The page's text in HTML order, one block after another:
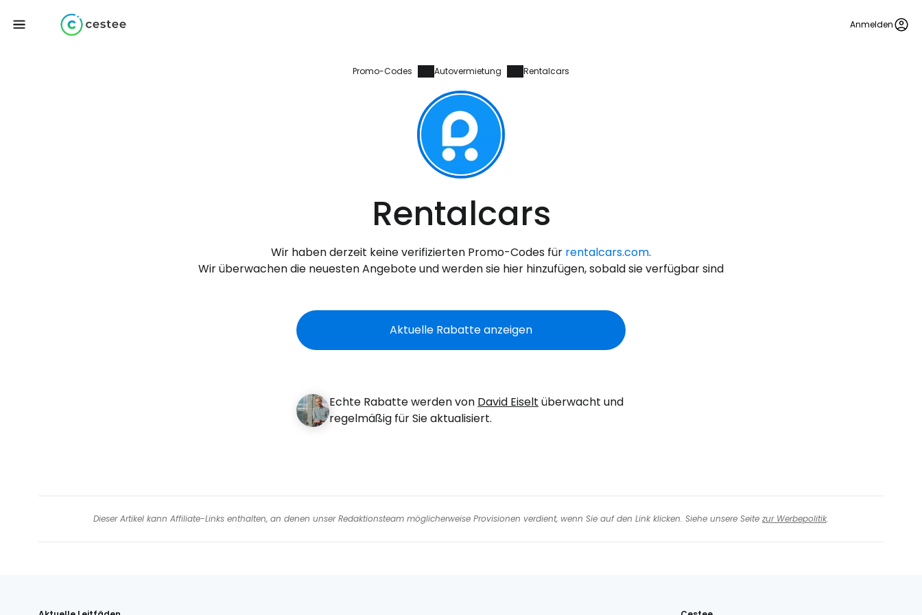
Anmelden
Promo-Codes Autovermietung Rentalcars
Rentalcars
Wir haben derzeit keine verifizierten Promo-Codes für rentalcars.com.
Wir überwachen die neuesten Angebote und werden sie hier hinzufügen, sobald sie verfügbar sind
Aktuelle Rabatte anzeigen
Echte Rabatte werden von David Eiselt überwacht und
regelmäßig für Sie aktualisiert.
Dieser Artikel kann Affiliate-Links enthalten, an denen unser Redaktionsteam möglicherweise Provisionen verdient, wenn Sie auf den Link klicken. Siehe unsere Seite zur Werbepolitik.
Anmeldung bei Cestee
... die weltweite Reise-Community
Weiter mit Google
Weiter mit Facebook